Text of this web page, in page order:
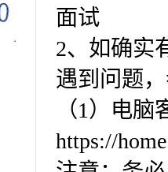
面试
2、如确实
遇到问题
（1）电
https://